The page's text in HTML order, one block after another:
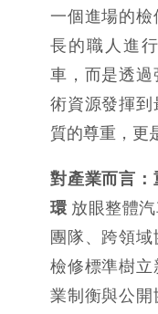
一個進場的
長的職人進
車，而是透
術資源發揮
質的尊重，更
對產業而言
環 放眼整體
團隊、跨領
檢修標準樹
業制衡與公